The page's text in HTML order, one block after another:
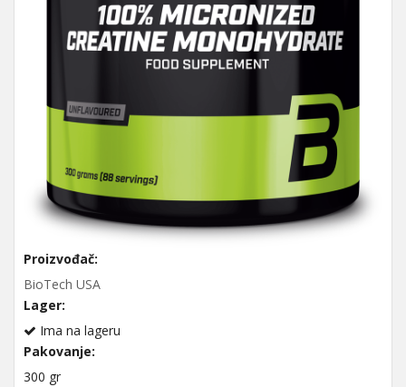
Proizvođač:
BioTech USA
Lager:
Ima na lageru
Pakovanje:
300 gr